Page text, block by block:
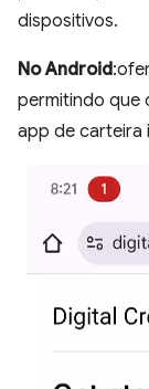
dispositivos.
No Android
permitindo que
app de carteira